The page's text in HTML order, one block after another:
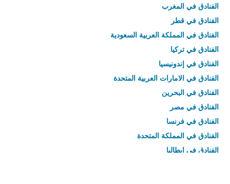
الفنادق في المغرب
الفنادق في قطر
الفنادق في المملكة العربية السعودية
الفنادق في تركيا
الفنادق في إندونيسيا
الفنادق في الامارات العربية المتحدة
الفنادق في البحرين
الفنادق في مصر
الفنادق في فرنسا
الفنادق في المملكة المتحدة
الفنادق في إيطاليا